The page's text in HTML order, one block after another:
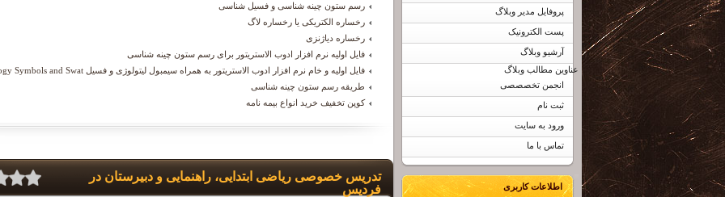
پروفایل مدیر وبلاگ
پست الکترونیک
آرشیو وبلاگ
عناوین مطالب وبلاگ
انجمن تخصصصی
ثبت نام
ورود به سایت
تماس با ما
اطلاعات کاربری
رسم ستون چینه شناسی و فسیل شناسی
رخساره الکتریکی یا رخساره لاگ
رخساره دیاژنزی
فایل اولیه نرم افزار ادوب الاستریتور برای رسم ستون چینه شناسی
فایل اولیه و خام نرم افزار ادوب الاستریتور به همراه سیمبول لیتولوژی و فسیل Geology Symbols and Swat
طریقه رسم ستون چینه شناسی
کوپن تخفیف خرید انواع بیمه نامه
تدریس خصوصی ریاضی ابتدایی، راهنمایی و دبیرستان در
فردیس